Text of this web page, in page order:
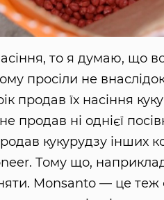
то я думаю, що
просіли не
продав їх насіння
продав ні однієї
кукурудзу інших
Тому що,
Monsanto — це теж